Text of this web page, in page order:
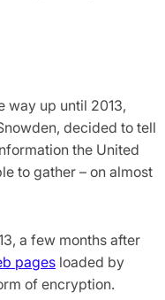
way up until 2013,
decided to tell
the United
to gather – on almost
a few months after
pages loaded by
of encryption.